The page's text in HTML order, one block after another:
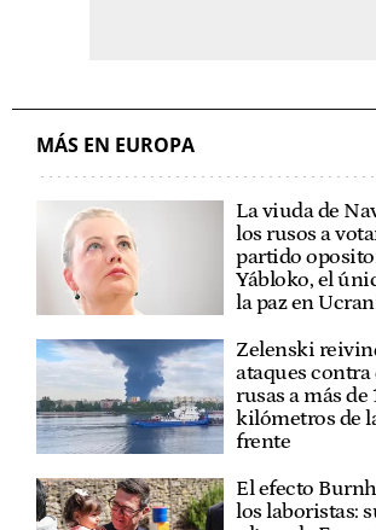
MÁS EN EUROPA
La viuda de
los rusos a
partido
Yábloko, el
la paz en
Zelenski
ataques
rusas a más de
kilómetros de
frente
El efecto
los laboristas: